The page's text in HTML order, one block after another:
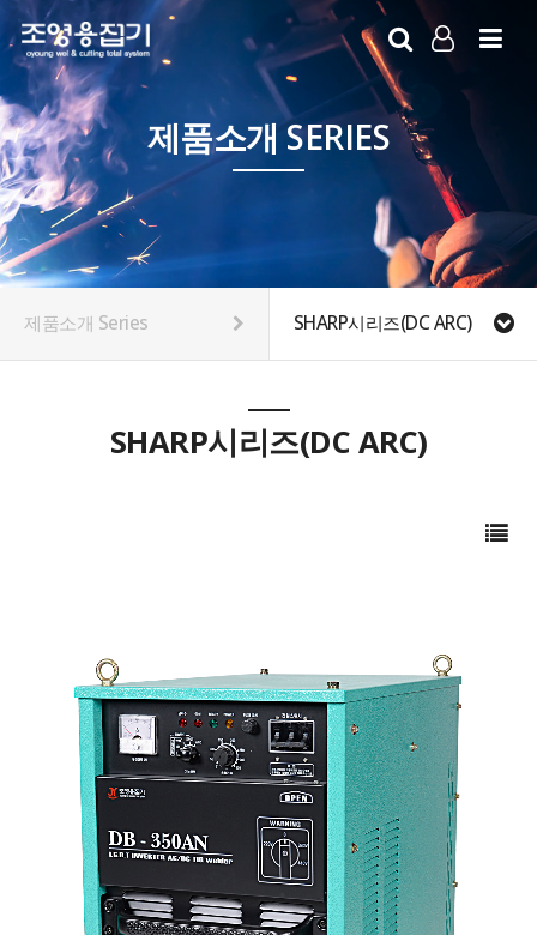
LOG IN
SIGN UP
제품소개 SERIES
제품소개 Series SHARP시리즈(DC ARC)
SHARP시리즈(DC ARC)